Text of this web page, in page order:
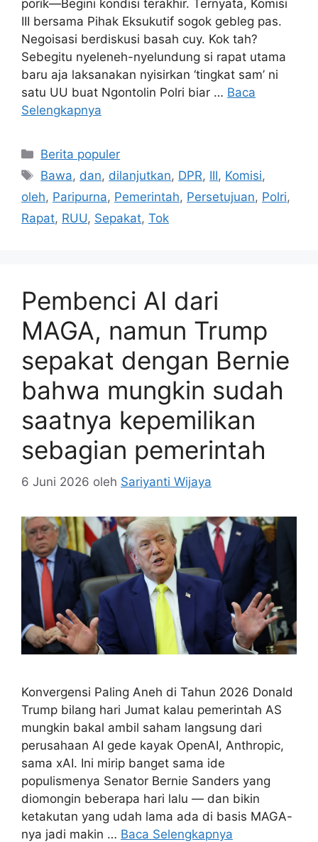
porik—Begini kondisi terakhir. Ternyata, Komisi
III bersama Pihak Eksukutif sogok gebleg pas.
Negoisasi berdiskusi basah cuy. Kok tah?
Sebegitu nyeleneh-nyelundung si rapat utama
baru aja laksanakan nyisirkan ‘tingkat sam’ ni
satu UU buat Ngontolin Polri biar … Baca
Selengkapnya
Kategori
Berita populer
Tag
Bawa, dan, dilanjutkan, DPR, III, Komisi,
oleh, Paripurna, Pemerintah, Persetujuan, Polri,
Rapat, RUU, Sepakat, Tok
Pembenci AI dari
MAGA, namun Trump
sepakat dengan Bernie
bahwa mungkin sudah
saatnya kepemilikan
sebagian pemerintah
6 Juni 2026 oleh Sariyanti Wijaya
Konvergensi Paling Aneh di Tahun 2026 Donald
Trump bilang hari Jumat kalau pemerintah AS
mungkin bakal ambil saham langsung dari
perusahaan AI gede kayak OpenAI, Anthropic,
sama xAI. Ini mirip banget sama ide
populismenya Senator Bernie Sanders yang
diomongin beberapa hari lalu — dan bikin
ketakutan yang udah lama ada di basis MAGA-
nya jadi makin … Baca Selengkapnya